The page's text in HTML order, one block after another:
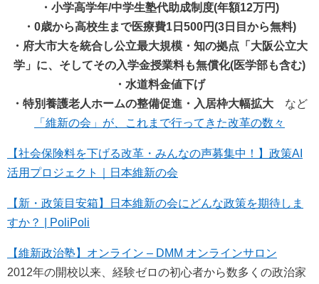
・小学高学年/中学生塾代助成制度(年額12万円)
・0歳から高校生まで医療費1日500円(3日目から無料)
・府大市大を統合し公立最大規模・知の拠点「大阪公立大
学」に、そしてその入学金授業料も無償化(医学部も含む)
・水道料金値下げ
・特別養護老人ホームの整備促進・入居枠大幅拡大 など
「維新の会」が、これまで行ってきた改革の数々
【社会保険料を下げる改革・みんなの声募集中！】政策AI
活用プロジェクト｜日本維新の会
【新・政策目安箱】日本維新の会にどんな政策を期待しま
すか？ | PoliPoli
【維新政治塾】オンライン – DMM オンラインサロン
2012年の開校以来、経験ゼロの初心者から数多くの政治家